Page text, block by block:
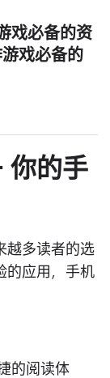
戏必备的资
戏必备的
你的手
越多读者的选
的应用，手机
的阅读体